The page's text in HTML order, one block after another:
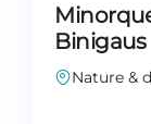
Binigaus
Nature &